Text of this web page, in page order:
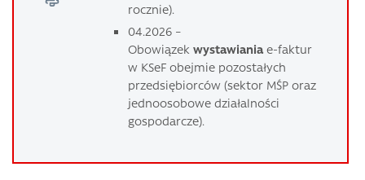
rocznie).
04.2026 –
Obowiązek wystawiania e-faktur
w KSeF obejmie pozostałych
przedsiębiorców (sektor MŚP oraz
jednoosobowe działalności
gospodarcze).